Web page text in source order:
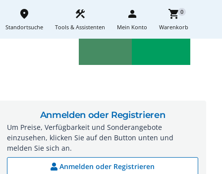
place
Standortsuche
construction
Tools & Assistenten
person
Mein Konto
shopping_cart0
Warenkorb
Anmelden oder Registrieren
Um Preise, Verfügbarkeit und Sonderangebote
einzusehen, klicken Sie auf den Button unten und
melden Sie sich an.
Anmelden oder Registrieren